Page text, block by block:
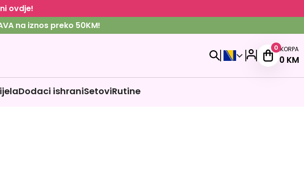
ovdje!
na iznos preko 50KM!
0 KORPA
0 KM
Dodaci ishraniSetoviRutine